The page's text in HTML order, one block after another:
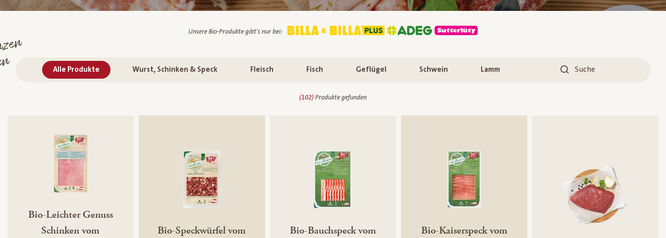
Unsere Bio-Produkte gibt's nur bei:
Alle Produkte Wurst, Schinken & Speck Fleisch Fisch Geflügel Schwein Lamm
(102) Produkte gefunden
Bio-Leichter Genuss
Schinken vom
Bio-Speckwürfel vom
Bio-Bauchspeck vom
Bio-Kaiserspeck vom